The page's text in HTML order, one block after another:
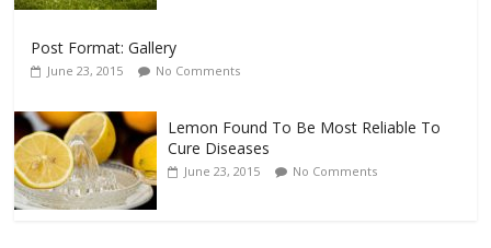
Post Format: Gallery
June 23, 2015 No Comments
Lemon Found To Be Most Reliable To
Cure Diseases
June 23, 2015 No Comments